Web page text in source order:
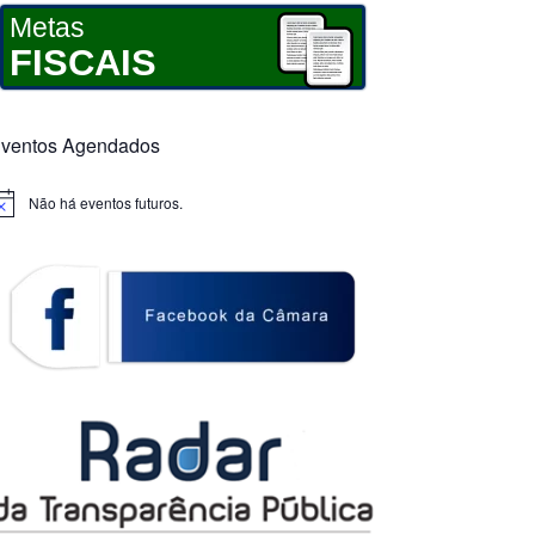
Metas
FISCAIS
Agendados
Não há eventos futuros.